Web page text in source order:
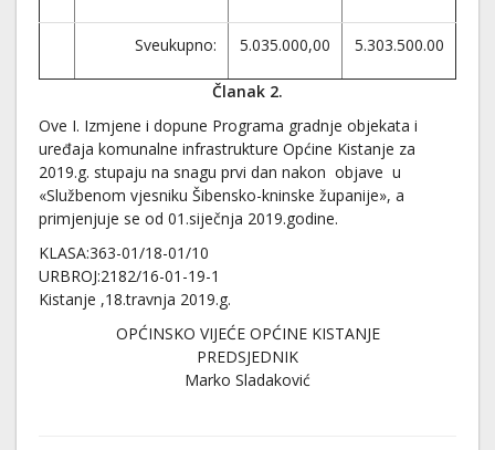
Sveukupno: 5.035.000,00 5.303.500.00
Članak 2.
Ove I. Izmjene i dopune Programa gradnje objekata i
uređaja komunalne infrastrukture Općine Kistanje za
2019.g. stupaju na snagu prvi dan nakon objave u
«Službenom vjesniku Šibensko-kninske županije», a
primjenjuje se od 01.siječnja 2019.godine.
KLASA:363-01/18-01/10
URBROJ:2182/16-01-19-1
Kistanje ,18.travnja 2019.g.
OPĆINSKO VIJEĆE OPĆINE KISTANJE
PREDSJEDNIK
Marko Sladaković